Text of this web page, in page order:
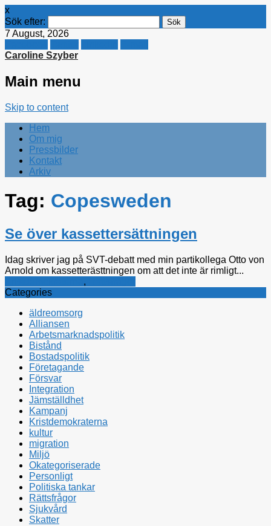
x
Sök efter:
7 August, 2026
Caroline Szyber
Main menu
Skip to content
Hem
Om mig
Pressbilder
Kontakt
Arkiv
Tag: Copesweden
Se över kassettersättningen
Idag skriver jag på SVT-debatt med min partikollega Otto von
Arnold om kassetterästtningen om att det inte är rimligt...
,
Categories
äldreomsorg
Alliansen
Arbetsmarknadspolitik
Bistånd
Bostadspolitik
Företagande
Försvar
Integration
Jämställdhet
Kampanj
Kristdemokraterna
kultur
migration
Miljö
Okategoriserade
Personligt
Politiska tankar
Rättsfrågor
Sjukvård
Skatter